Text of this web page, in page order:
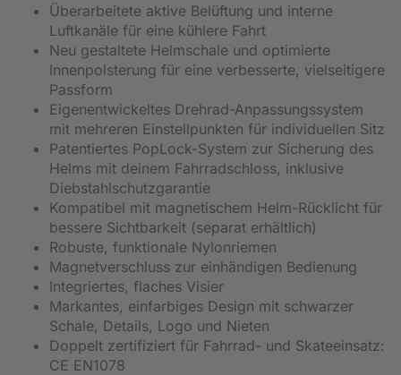
Überarbeitete aktive Belüftung und interne
Luftkanäle für eine kühlere Fahrt
Neu gestaltete Helmschale und optimierte
Innenpolsterung für eine verbesserte, vielseitigere
Passform
Eigenentwickeltes Drehrad-Anpassungssystem
mit mehreren Einstellpunkten für individuellen Sitz
Patentiertes PopLock-System zur Sicherung des
Helms mit deinem Fahrradschloss, inklusive
Diebstahlschutzgarantie
Kompatibel mit magnetischem Helm-Rücklicht für
bessere Sichtbarkeit (separat erhältlich)
Robuste, funktionale Nylonriemen
Magnetverschluss zur einhändigen Bedienung
Integriertes, flaches Visier
Markantes, einfarbiges Design mit schwarzer
Schale, Details, Logo und Nieten
Doppelt zertifiziert für Fahrrad- und Skateeinsatz:
CE EN1078